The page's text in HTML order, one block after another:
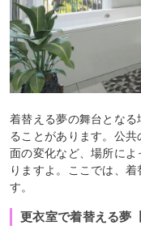
着替える夢の舞台とな
ることがあります。公
面の変化など、場所に
りますよ。ここでは、
す。
更衣室で着替える夢